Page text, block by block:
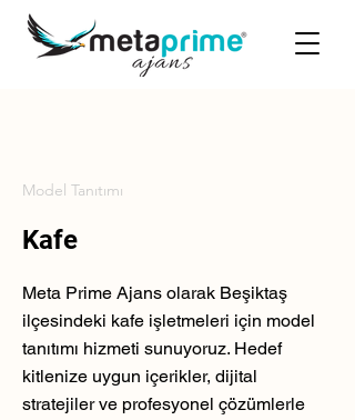
Model Tanıtımı
Kafe
Meta Prime Ajans olarak Beşiktaş
ilçesindeki kafe işletmeleri için model
tanıtımı hizmeti sunuyoruz. Hedef
kitlenize uygun içerikler, dijital
stratejiler ve profesyonel çözümlerle